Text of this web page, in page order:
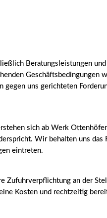
Beratungsleistungen
Geschäftsbedingungen
uns gerichteten
sich ab Werk
Wir behalten uns das
eintreten.
Zufuhrverpflichtung an der
Kosten und rechtzeitig